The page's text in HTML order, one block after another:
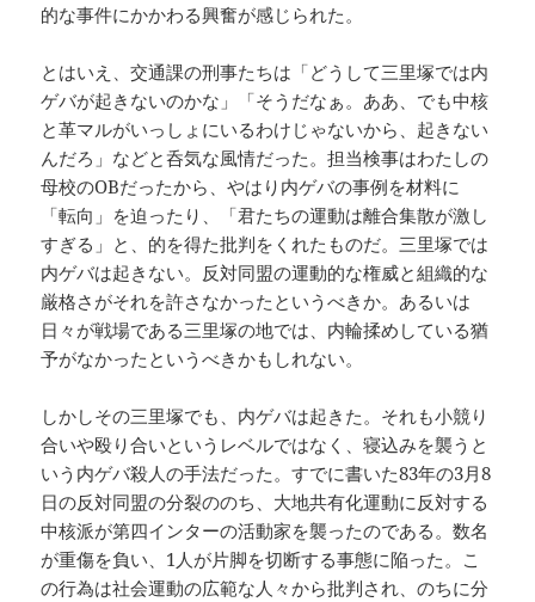
的な事件にかかわる興奮が感じられた。
とはいえ、交通課の刑事たちは「どうして三里塚では内
ゲバが起きないのかな」「そうだなぁ。ああ、でも中核
と革マルがいっしょにいるわけじゃないから、起きない
んだろ」などと呑気な風情だった。担当検事はわたしの
母校のOBだったから、やはり内ゲバの事例を材料に
「転向」を迫ったり、「君たちの運動は離合集散が激し
すぎる」と、的を得た批判をくれたものだ。三里塚では
内ゲバは起きない。反対同盟の運動的な権威と組織的な
厳格さがそれを許さなかったというべきか。あるいは
日々が戦場である三里塚の地では、内輪揉めしている猶
予がなかったというべきかもしれない。
しかしその三里塚でも、内ゲバは起きた。それも小競り
合いや殴り合いというレベルではなく、寝込みを襲うと
いう内ゲバ殺人の手法だった。すでに書いた83年の3月8
日の反対同盟の分裂ののち、大地共有化運動に反対する
中核派が第四インターの活動家を襲ったのである。数名
が重傷を負い、1人が片脚を切断する事態に陥った。こ
の行為は社会運動の広範な人々から批判され、のちに分